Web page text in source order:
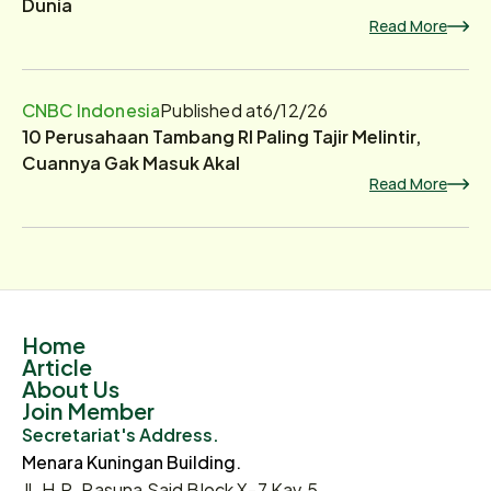
Read More
CNBC IndonesiaPublished at6/12/26
10 Perusahaan Tambang RI Paling Tajir Melintir,
Cuannya Gak Masuk Akal
Read More
Home
Article
About Us
Join Member
Secretariat's Address.
Menara Kuningan Building.